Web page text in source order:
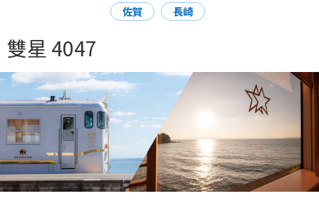
推薦地方
旅遊構想
目的地
佐賀 長崎
雙星 4047